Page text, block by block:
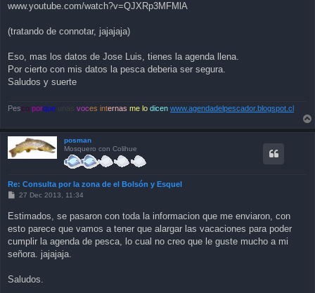
www.youtube.com/watch?v=QJXRp3MFMlA
(tratando de connotar, jajajaja)
Eso, mas los datos de Jose Luis, tienes la agenda llena.
Por cierto con mis datos la pesca deberia ser segura.
Saludos y suerte
Pesco porque unas voces internas me lo dicen www.agendadelpescador.blogspot.cl
posman
Mosquero con Colihue
Re: Consulta por la zona de el Bolsón y Esquel
P
t
27 Dec 2013, 11:34
Estimados, se pasaron con toda la informacion que me enviaron, con
esto parece que vamos a tener que alargar las vacaciones para poder
cumplir la agenda de pesca, lo cual no creo que le guste mucho a mi
señora. jajajaja.
Saludos.